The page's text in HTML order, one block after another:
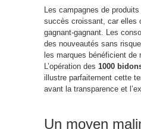
Les campagnes de
succès croissant, car elles
gagnant-gagnant. Les
des nouveautés sans
les marques bénéficient de
L’opération des 1000
illustre parfaitement cette
avant la transparence et
Un moyen